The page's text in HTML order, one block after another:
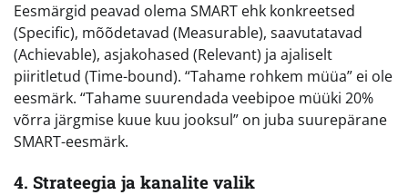
Eesmärgid peavad olema SMART ehk konkreetsed
(Specific), mõõdetavad (Measurable), saavutatavad
(Achievable), asjakohased (Relevant) ja ajaliselt
piiritletud (Time-bound). “Tahame rohkem müüa” ei ole
eesmärk. “Tahame suurendada veebipoe müüki 20%
võrra järgmise kuue kuu jooksul” on juba suurepärane
SMART-eesmärk.
4. Strateegia ja kanalite valik